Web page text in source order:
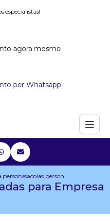
especialistas!
agora mesmo
por Whatsapp
personalizada com dobra no fundo
sacolas personalizadas para
para Empresa